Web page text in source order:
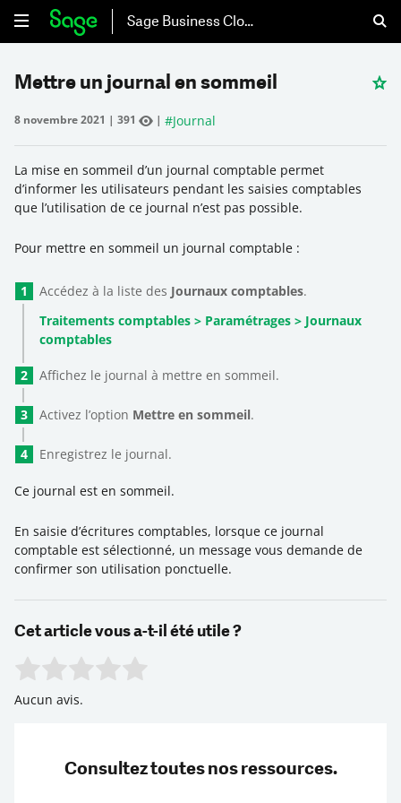
Sage Business Cloud
Mettre un journal en sommeil
8 novembre 2021 | 391 | #Journal
La mise en sommeil d’un journal comptable permet
d’informer les utilisateurs pendant les saisies comptables
que l’utilisation de ce journal n’est pas possible.
Pour mettre en sommeil un journal comptable :
Accédez à la liste des Journaux comptables.
Traitements comptables > Paramétrages > Journaux
comptables
Affichez le journal à mettre en sommeil.
Activez l’option Mettre en sommeil.
Enregistrez le journal.
Ce journal est en sommeil.
En saisie d’écritures comptables, lorsque ce journal
comptable est sélectionné, un message vous demande de
confirmer son utilisation ponctuelle.
Cet article vous a-t-il été utile ?
Rate this item:
Submit Rating
Aucun avis.
Consultez toutes nos ressources.